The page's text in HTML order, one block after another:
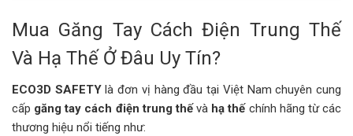
Mua Găng Tay Cách Điện Trung Thế
Và Hạ Thế Ở Đâu Uy Tín?
ECO3D SAFETYlà đơn vị hàng đầu tại Việt Nam chuyên cung
cấp găng tay cách điện trung thếvà hạ thếchính hãng từ các
thương hiệu nổi tiếng như: